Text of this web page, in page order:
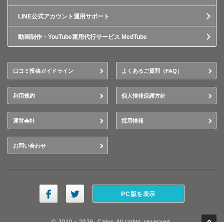
LINE公式アカウント運用サポート
動画制作・YouTube運用代行サービス MedTube
口コミ投稿ガイドライン よくあるご質問（FAQ）
利用規約 個人情報保護方針
運営会社 採用情報
お問い合わせ
PC版を表示